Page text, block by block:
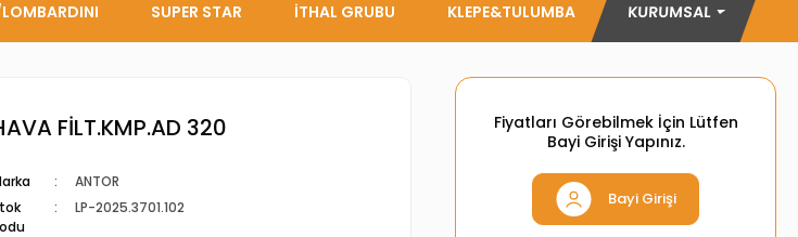
SUPER STAR İTHAL GRUBU KLEPE&TULUMBA KURUMSAL
FİLT.KMP.AD 320
ANTOR
LP-2025.3701.102
Fiyatları Görebilmek İçin Lütfen
Bayi Girişi Yapınız.
Bayi Girişi